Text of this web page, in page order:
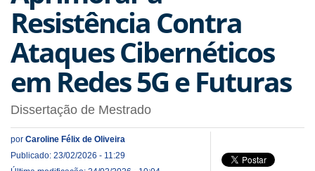
Resistência Contra
Ataques Cibernéticos
em Redes 5G e Futuras
Dissertação de Mestrado
por Caroline Félix de Oliveira
Publicado: 23/02/2026 - 11:29